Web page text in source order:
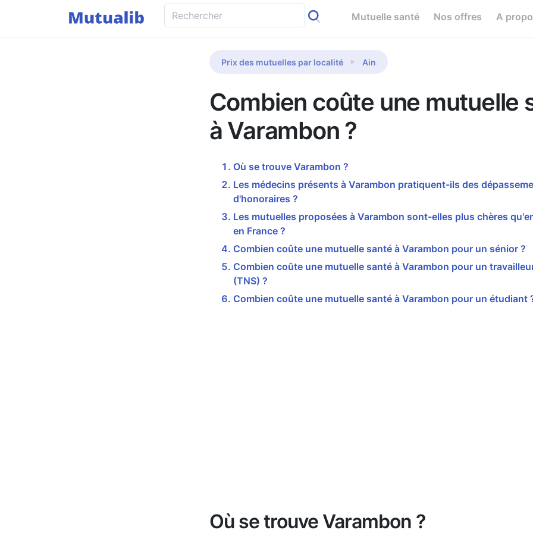
Mutuelle santé Nos offres A
Prix des mutuelles par localité Ain
Combien coûte une mutuelle
à Varambon ?
Où se trouve Varambon ?
Les médecins présents à Varambon pratiquent-ils des
d'honoraires ?
Les mutuelles proposées à Varambon sont-elles plus chères
en France ?
Combien coûte une mutuelle santé à Varambon pour un sénior ?
Combien coûte une mutuelle santé à Varambon pour un
(TNS) ?
Combien coûte une mutuelle santé à Varambon pour un étudiant
Où se trouve Varambon ?